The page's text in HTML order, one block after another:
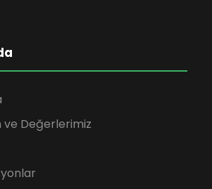
ve Değerlerimiz